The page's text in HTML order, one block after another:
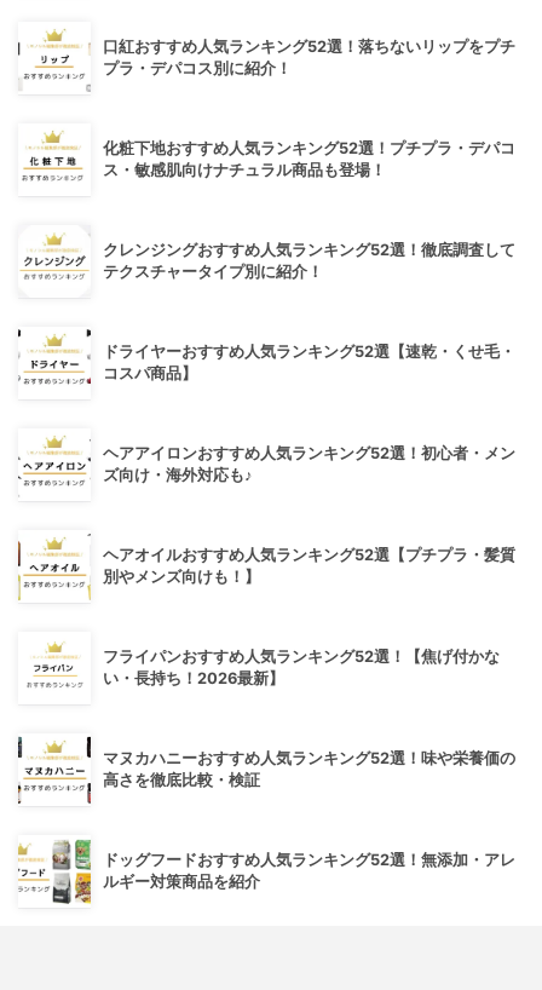
口紅おすすめ人気ランキング52選！落ちないリップをプチ
プラ・デパコス別に紹介！
化粧下地おすすめ人気ランキング52選！プチプラ・デパコ
ス・敏感肌向けナチュラル商品も登場！
クレンジングおすすめ人気ランキング52選！徹底調査して
テクスチャータイプ別に紹介！
ドライヤーおすすめ人気ランキング52選【速乾・くせ毛・
コスパ商品】
ヘアアイロンおすすめ人気ランキング52選！初心者・メン
ズ向け・海外対応も♪
ヘアオイルおすすめ人気ランキング52選【プチプラ・髪質
別やメンズ向けも！】
フライパンおすすめ人気ランキング52選！【焦げ付かな
い・長持ち！2026最新】
マヌカハニーおすすめ人気ランキング52選！味や栄養価の
高さを徹底比較・検証
ドッグフードおすすめ人気ランキング52選！無添加・アレ
ルギー対策商品を紹介